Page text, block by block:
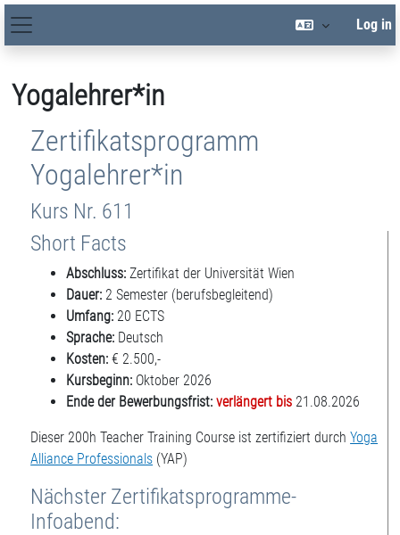
Skip to main content
Site Navigation
Log in
Yogalehrer*in
Zertifikatsprogramm
Yogalehrer*in
Kurs Nr. 611
Short Facts
Abschluss:Zertifikat der Universität Wien
Dauer: 2 Semester (berufsbegleitend)
Umfang: 20 ECTS
Sprache: Deutsch
Kosten:€ 2.500,-
Kursbeginn: Oktober 2026
Ende der Bewerbungsfrist: verlängert bis 21.08.2026
Dieser 200h Teacher Training Course ist zertifiziert durchYoga
Alliance Professionals (YAP)
Nächster Zertifikatsprogramme-
Infoabend: